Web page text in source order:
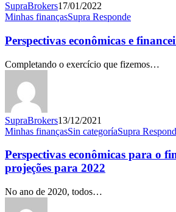
SupraBrokers17/01/2022
Perspectivas
e
financeiras
para
2022
Minhas finançasSupra Responde
Perspectivas econômicas e
Completando o exercício que fizemos…
SupraBrokers13/12/2021
Perspectivas
para
final
2021
Minhas finançasSin categoríaSupra
Perspectivas econômicas para o
projeções para 2022
No ano de 2020, todos…